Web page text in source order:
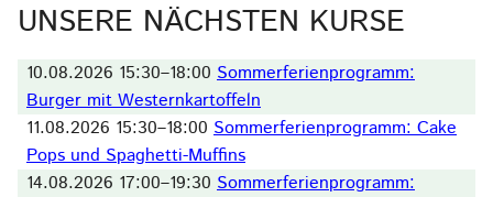
UNSERE NÄCHSTEN KURSE
10.08.2026 15:30–18:00 Sommerferienprogramm:
Burger mit Westernkartoffeln
11.08.2026 15:30–18:00 Sommerferienprogramm: Cake
Pops und Spaghetti-Muffins
14.08.2026 17:00–19:30 Sommerferienprogramm: